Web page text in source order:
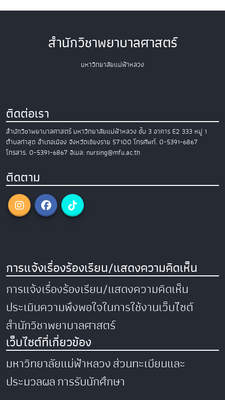
สำนักวิชาพยาบาลศาสตร์
มหาวิทยาลัยแม่ฟ้าหลวง
ติดต่อเรา
สำนักวิชาพยาบาลศาสตร์ มหาวิทยาลัยแม่ฟ้าหลวง ชั้น 3 อาคาร E2 333 หมู่ 1
ตำบลท่าสุด อำเภอเมือง จังหวัดเชียงราย 57100 โทรศัพท์. 0-5391-6867
โทรสาร. 0-5391-6867 อีเมล: nursing@mfu.ac.th
ติดตาม
การแจ้งเรื่องร้องเรียน/แสดงความคิดเห็น
การแจ้งเรื่องร้องเรียน/แสดงความคิดเห็น
ประเมินความพึงพอใจในการใช้งานเว็บไซต์
สำนักวิชาพยาบาลศาสตร์
เว็บไซต์ที่เกี่ยวข้อง
มหาวิทยาลัยแม่ฟ้าหลวงส่วนทะเบียนและ
ประมวลผลการรับนักศึกษา